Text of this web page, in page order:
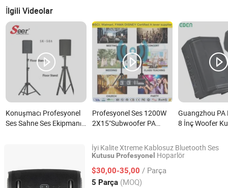
İlgili Videolar
Konuşmacı Profesyonel
Ses Sahne Ses Ekipmanı
Profesyonel Ses 1200W
2X15"Subwoofer PA
Kanal Güçlü Mikser Ses
Kutusu Hoparlör Bocina
Guangzhou
8 İnç Woofer
Multimedya
Subwoofer
İyi Kalite Xtreme Kablosuz Bluetooth Ses
Kutusu Profesyonel Hoparlör
$30,00-35,00 / Parça
5 Parça (MOQ)
Shenzhen Liyin Technology Co., Ltd.
Guangdong, China Fiyat 2025